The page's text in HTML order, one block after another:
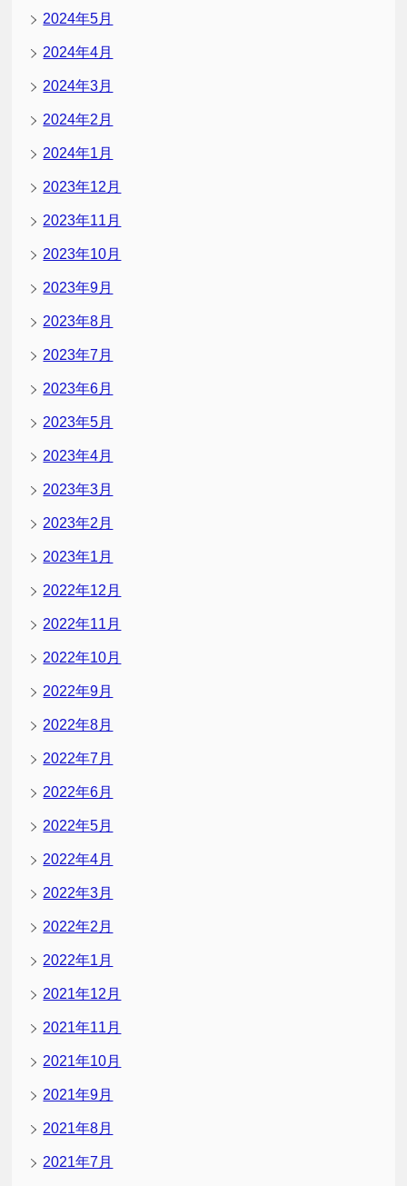
2024年5月
2024年4月
2024年3月
2024年2月
2024年1月
2023年12月
2023年11月
2023年10月
2023年9月
2023年8月
2023年7月
2023年6月
2023年5月
2023年4月
2023年3月
2023年2月
2023年1月
2022年12月
2022年11月
2022年10月
2022年9月
2022年8月
2022年7月
2022年6月
2022年5月
2022年4月
2022年3月
2022年2月
2022年1月
2021年12月
2021年11月
2021年10月
2021年9月
2021年8月
2021年7月